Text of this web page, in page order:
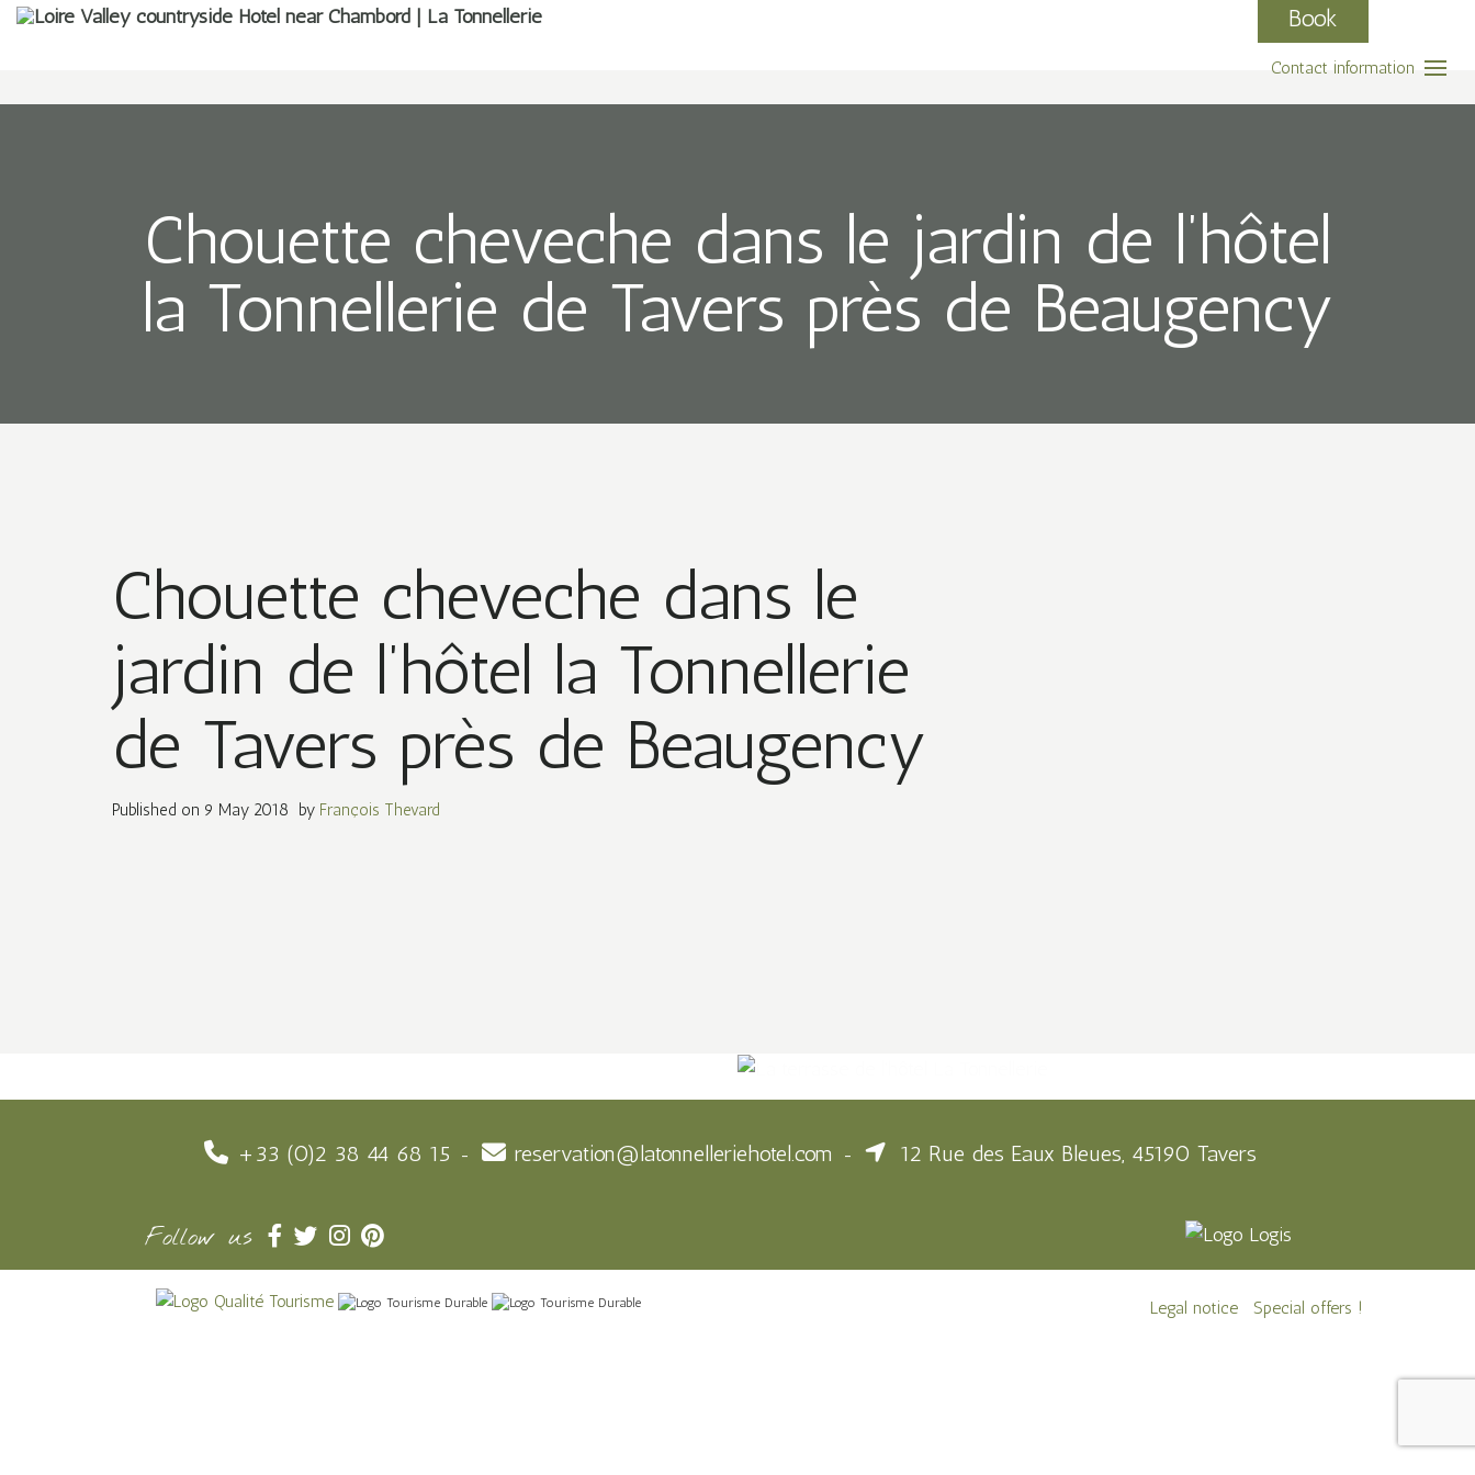
Book
Contact information
Chouette cheveche dans le jardin de l’hôtel
la Tonnellerie de Tavers près de Beaugency
Chouette cheveche dans le
jardin de l’hôtel la Tonnellerie
de Tavers près de Beaugency
Published on 9 May 2018 by François Thevard
+33 (0)2 38 44 68 15 reservation@latonnelleriehotel.com 12 Rue des Eaux Bleues, 45190 Tavers
Follow us
Legal notice Special offers !